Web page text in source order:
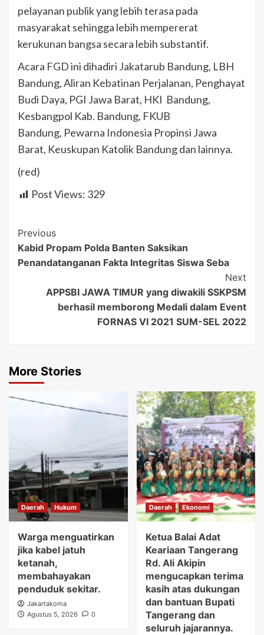
pelayanan publik yang lebih terasa pada
masyarakat sehingga lebih mempererat
kerukunan bangsa secara lebih substantif.
Acara FGD ini dihadiri Jakatarub Bandung, LBH
Bandung, Aliran Kebatinan Perjalanan, Penghayat
Budi Daya, PGI Jawa Barat, HKI Bandung,
Kesbangpol Kab. Bandung, FKUB
Bandung, Pewarna Indonesia Propinsi Jawa
Barat, Keuskupan Katolik Bandung dan lainnya.
(red)
Post Views: 329
Post
Navigation
Previous
Kabid Propam Polda Banten Saksikan
Penandatanganan Fakta Integritas Siswa Seba
Next
APPSBI JAWA TIMUR yang diwakili SSKPSM
berhasil memborong Medali dalam Event
FORNAS VI 2021 SUM-SEL 2022
More Stories
Daerah Hukum
Warga menguatirkan
jika kabel jatuh
ketanah,
membahayakan
penduduk sekitar.
Jakartakoma
Agustus 5, 2026
0
Daerah Ekonomi
Ketua Balai Adat
Keariaan Tangerang
Rd. Ali Akipin
mengucapkan terima
kasih atas dukungan
dan bantuan Bupati
Tangerang dan
seluruh jajarannya.